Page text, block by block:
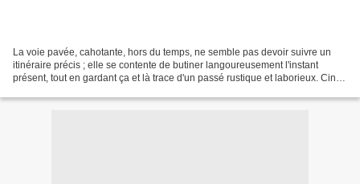
La voie pavée, cahotante, hors du temps, ne semble pas devoir suivre un
itinéraire précis ; elle se contente de butiner langoureusement l'instant
présent, tout en gardant ça et là trace d'un passé rustique et laborieux. Cinq